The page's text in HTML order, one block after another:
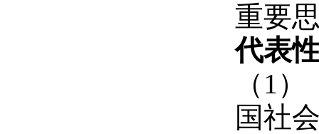
重要
代表
（1）
国社